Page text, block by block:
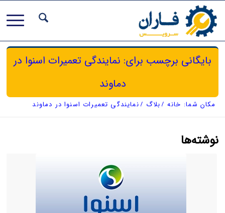
بایگانی برچسب برای: نمایندگی تعمیرات اسنوا در
دماوند
مکان شما: خانه /بلاگ /نمایندگی تعمیرات اسنوا در دماوند
نوشته‌ها